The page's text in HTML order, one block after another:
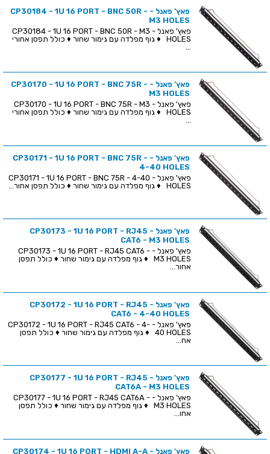
פאץ' פאנל - CP30184 - 1U 16 PORT - BNC 50R -
M3 HOLES
פאץ' פאנל - CP30184 - 1U 16 PORT - BNC 50R - M3
HOLES ♦ גוף מפלדה עם גימור שחור ♦ כולל תפסן אחורי
פאץ' פאנל - CP30170 - 1U 16 PORT - BNC 75R -
M3 HOLES
פאץ' פאנל - CP30170 - 1U 16 PORT - BNC 75R - M3
HOLES ♦ גוף מפלדה עם גימור שחור ♦ כולל תפסן אחורי
...
פאץ' פאנל - CP30171 - 1U 16 PORT - BNC 75R -
4-40 HOLES
פאץ' פאנל - CP30171 - 1U 16 PORT - BNC 75R - 4-40
HOLES ♦ גוף מפלדה עם גימור שחור ♦ כולל תפסן אחור...
פאץ' פאנל - CP30173 - 1U 16 PORT - RJ45
CAT6 - M3 HOLES
פאץ' פאנל - CP30173 - 1U 16 PORT - RJ45 CAT6 -
M3 HOLES ♦ גוף מפלדה עם גימור שחור ♦ כולל תפסן
אחור...
פאץ' פאנל - CP30172 - 1U 16 PORT - RJ45
CAT6 - 4-40 HOLES
פאץ' פאנל - CP30172 - 1U 16 PORT - RJ45 CAT6 - 4-
40 HOLES ♦ גוף מפלדה עם גימור שחור ♦ כולל תפסן
אח...
פאץ' פאנל - CP30177 - 1U 16 PORT - RJ45
CAT6A - M3 HOLES
פאץ' פאנל - CP30177 - 1U 16 PORT - RJ45 CAT6A -
M3 HOLES ♦ גוף מפלדה עם גימור שחור ♦ כולל תפסן
אחו...
פאץ' פאנל - CP30174 - 1U 16 PORT - HDMI A-A